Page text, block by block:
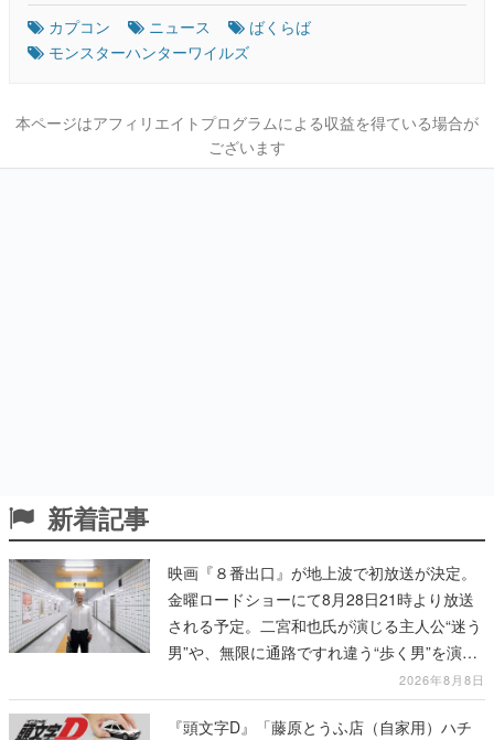
カプコン ニュース
ばくらば
モンスターハンターワイルズ
本ページはアフィリエイトプログラムによる収益を得ている場合が
ございます
新着記事
映画『８番出口』が地上波で初放送が決定。
金曜ロードショーにて8月28日21時より放送
される予定。二宮和也氏が演じる主人公“迷う
男”や、無限に通路ですれ違う“歩く男”を演じ
2026年8月8日
『頭文字D』「藤原とうふ店（自家用）ハチ